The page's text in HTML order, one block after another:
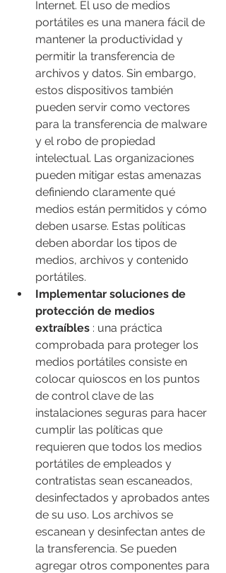
Internet. El uso de medios
portátiles es una manera fácil de
mantener la productividad y
permitir la transferencia de
archivos y datos. Sin embargo,
estos dispositivos también
pueden servir como vectores
para la transferencia de malware
y el robo de propiedad
intelectual. Las organizaciones
pueden mitigar estas amenazas
definiendo claramente qué
medios están permitidos y cómo
deben usarse. Estas políticas
deben abordar los tipos de
medios, archivos y contenido
portátiles.
Implementar soluciones de
protección de medios
extraíbles : una práctica
comprobada para proteger los
medios portátiles consiste en
colocar quioscos en los puntos
de control clave de las
instalaciones seguras para hacer
cumplir las políticas que
requieren que todos los medios
portátiles de empleados y
contratistas sean escaneados,
desinfectados y aprobados antes
de su uso. Los archivos se
escanean y desinfectan antes de
la transferencia. Se pueden
agregar otros componentes para